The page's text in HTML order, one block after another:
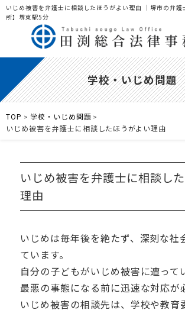
いじめ被害を弁護士に相談したほうがよい理由 ｜堺市の弁
所】堺東駅5分
学校・いじめ問題
TOP > 学校・いじめ問題 >
いじめ被害を弁護士に相談したほうがよい理由
いじめ被害を弁護士に相談し
理由
いじめは毎年後を絶たず、深刻な社
ています。
自分の子どもがいじめ被害に遭って
最悪の事態になる前に迅速な対応が
いじめ被害の相談先は、学校や教育